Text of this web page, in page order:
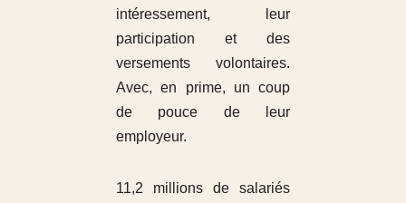
intéressement, leur
participation et des
versements volontaires.
Avec, en prime, un coup
de pouce de leur
employeur.
11,2 millions de salariés